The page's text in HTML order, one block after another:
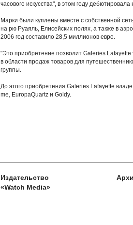
часового искусства", в этом году
Марки были куплены вместе с собственной
на рю Руаяль, Елисейских полях, а также в
2006 год составило 28,5 миллионов евро.
"Это приобретение позволит Galeries
в области продаж товаров для
группы.
До этого приобретения Galeries Lafayette
me, EuropaQuartz и Goldy.
Издательство
«Watch Media»